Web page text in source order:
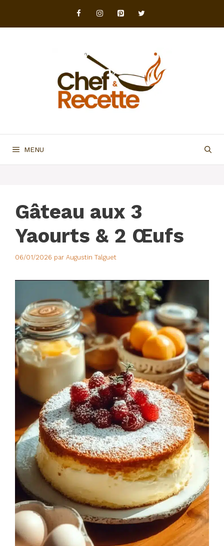
contenu
MENU
Gâteau aux 3
Yaourts & 2 Œufs
06/01/2026 par Augustin Talguet